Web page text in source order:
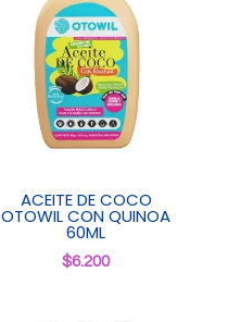
ACEITE DE COCO
OTOWIL CON QUINOA
60ML
$6.200